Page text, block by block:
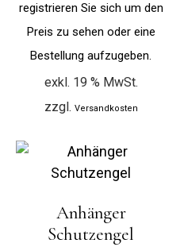
registrieren Sie sich um den
Preis zu sehen oder eine
Bestellung aufzugeben.
exkl. 19 % MwSt.
zzgl. Versandkosten
Anhänger
Schutzengel